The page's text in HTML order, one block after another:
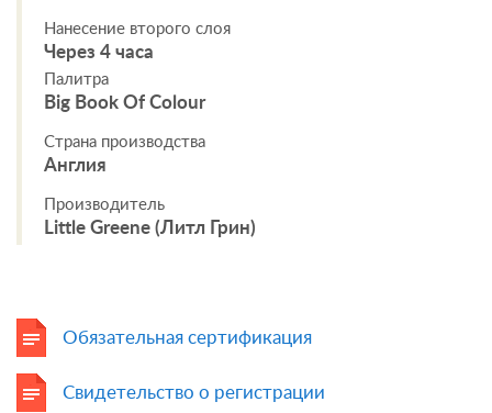
Нанесение второго слоя
Через 4 часа
Палитра
Big Book Of Colour
Страна производства
Англия
Производитель
Little Greene (Литл Грин)
Обязательная сертификация
Свидетельство о регистрации